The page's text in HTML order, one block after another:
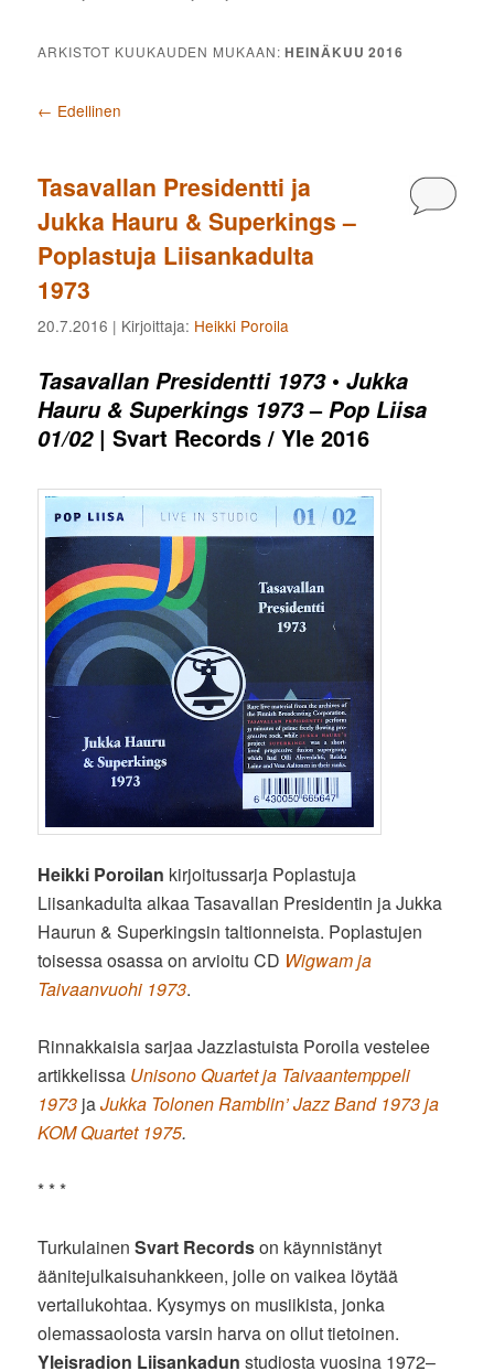
ARKISTOT KUUKAUDEN MUKAAN:HEINÄKUU 2016
Artikkelien selaus
← Edellinen
Tasavallan Presidentti ja
Jukka Hauru & Superkings –
Poplastuja Liisankadulta
1973
20.7.2016 | Kirjoittaja: Heikki Poroila
Tasavallan Presidentti 1973•Jukka
Hauru & Superkings 1973–Pop Liisa
01/02| Svart Records / Yle 2016
Heikki Poroilan kirjoitussarja Poplastuja
Liisankadulta alkaa Tasavallan Presidentin ja Jukka
Haurun & Superkingsin taltionneista. Poplastujen
toisessa osassa on arvioitu CD Wigwam ja
Taivaanvuohi 1973.
Rinnakkaisia sarjaa Jazzlastuista Poroila vestelee
artikkelissa Unisono Quartet ja Taivaantemppeli
1973 jaJukka Tolonen Ramblin’ Jazz Band 1973 ja
KOM Quartet 1975.
* * *
TurkulainenSvart Recordson käynnistänyt
äänitejulkaisuhankkeen, jolle on vaikea löytää
vertailukohtaa. Kysymys on musiikista, jonka
olemassaolosta varsin harva on ollut tietoinen.
Yleisradion Liisankadun studiosta vuosina 1972–